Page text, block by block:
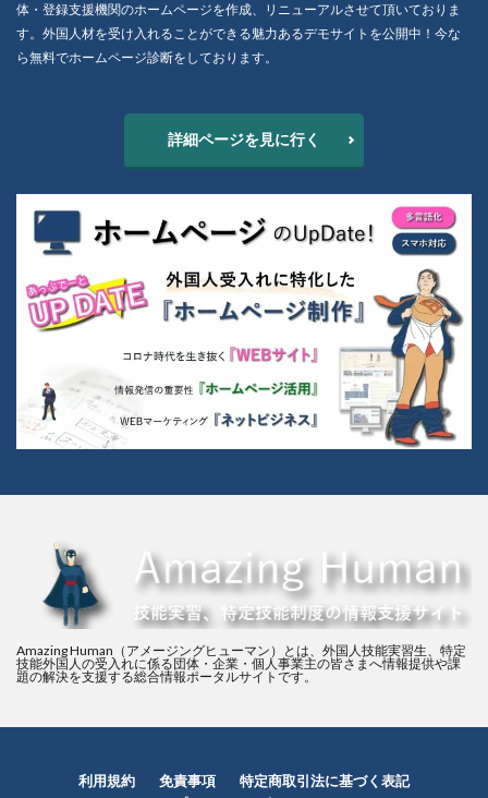
体・登録支援機関のホームページを作成、リニューアルさせて頂いておりま
す。外国人材を受け入れることができる魅力あるデモサイトを公開中！今な
ら無料でホームページ診断をしております。
詳細ページを見に行く
Amazing Human（アメージングヒューマン）とは、外国人技能実習生、特定
技能外国人の受入れに係る団体・企業・個人事業主の皆さまへ情報提供や課
題の解決を支援する総合情報ポータルサイトです。
利用規約 免責事項
特定商取引法に基づく表記